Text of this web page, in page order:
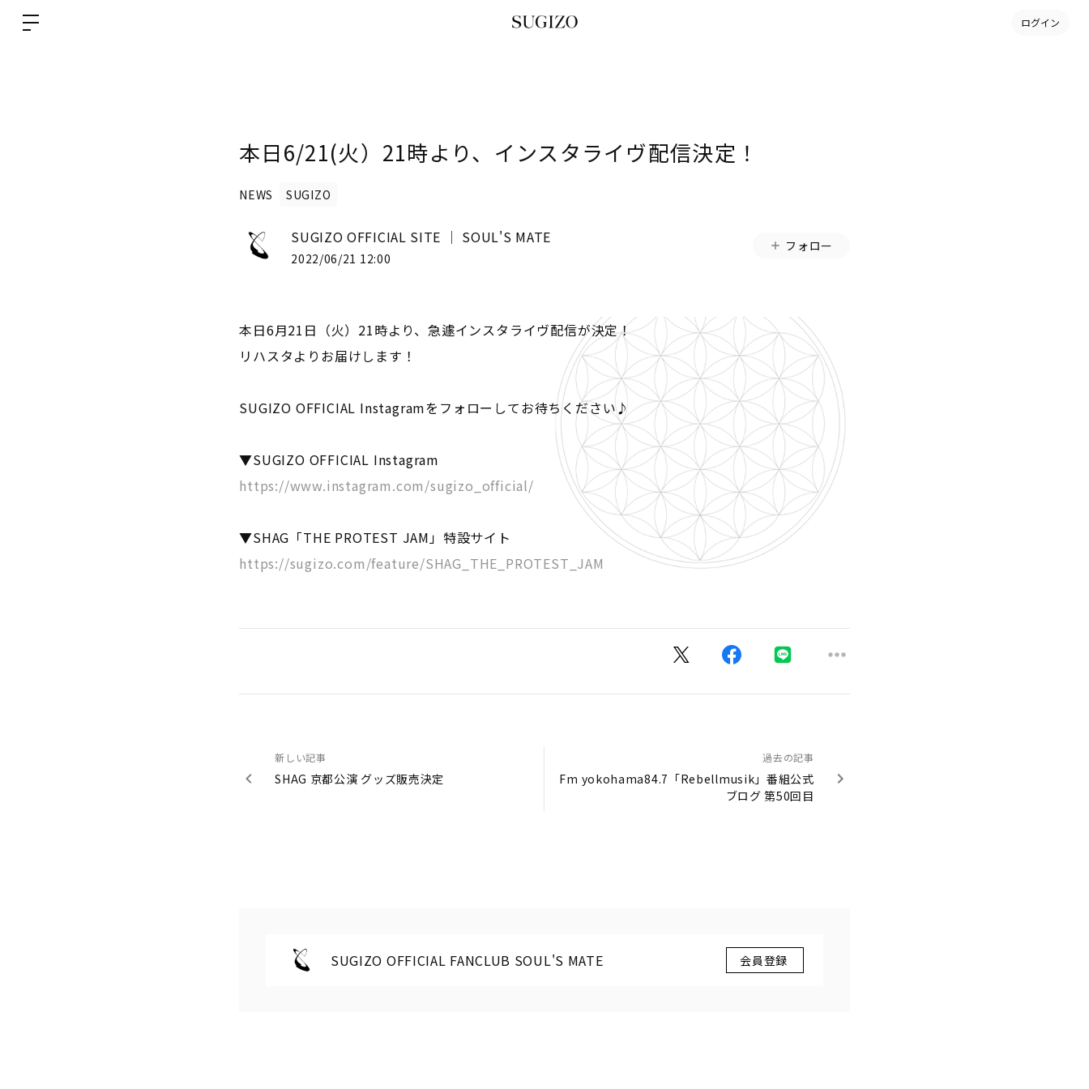
ログイン
本日6/21(火）21時より、インスタライヴ配信決定！
NEWS SUGIZO
SUGIZO OFFICIAL SITE │ SOUL'S MATE
2022/06/21 12:00
フォロー
本日6月21日（火）21時より、急遽インスタライヴ配信が決定！
リハスタよりお届けします！
SUGIZO OFFICIAL Instagramをフォローしてお待ちください♪
▼SUGIZO OFFICIAL Instagram
https://www.instagram.com/sugizo_official/
▼SHAG「THE PROTEST JAM」特設サイト
https://sugizo.com/feature/SHAG_THE_PROTEST_JAM
新しい記事
SHAG 京都公演 グッズ販売決定
過去の記事
Fm yokohama84.7「Rebellmusik」番組公式
ブログ 第50回目
SUGIZO OFFICIAL FANCLUB SOUL'S MATE